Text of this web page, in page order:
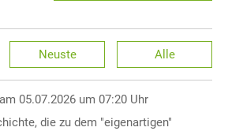
Neuste Alle
am 05.07.2026 um 07:20 Uhr
die zu dem "eigenartigen"